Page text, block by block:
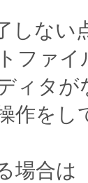
しな
ファ
ィタが
作をし
場合は